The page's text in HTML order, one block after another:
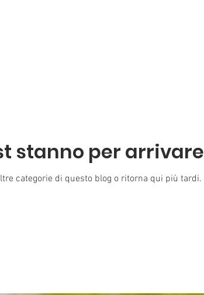
stanno per arrivare
categorie di questo blog o ritorna qui più tardi.